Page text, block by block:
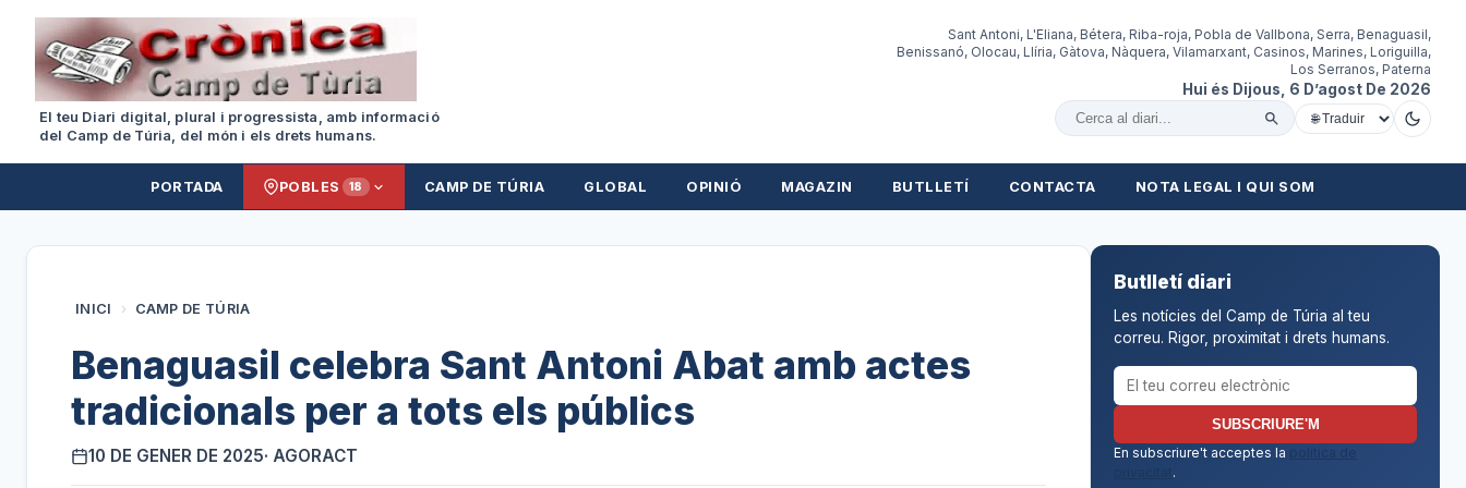
El teu Diari digital, plural i progressista, amb informació
del Camp de Túria, del món i els drets humans.
Sant Antoni, L'Eliana, Bétera, Riba-roja, Pobla de Vallbona, Serra, Benaguasil,
Benissanó, Olocau, Llíria, Gàtova, Nàquera, Vilamarxant, Casinos, Marines, Loriguilla,
Los Serranos, Paterna
Hui és Dijous, 6 D’agost De 2026
Cercar al diari
PORTADA POBLES 18 CAMP DE TÚRIA GLOBAL OPINIÓ MAGAZIN BUTLLETÍ CONTACTA NOTA LEGAL I QUI SOM
INICI › CAMP DE TÚRIA
Benaguasil celebra Sant Antoni Abat amb actes
tradicionals per a tots els públics
10 DE GENER DE 2025· AGORACT
Butlletí diari
Les notícies del Camp de Túria al teu
correu. Rigor, proximitat i drets humans.
Correu electrònic per al butlletí
SUBSCRIURE'M
En subscriure't acceptes la
política de
.